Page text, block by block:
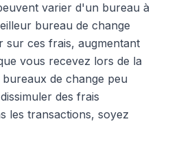
varier d'un bureau à
bureau de change
sur ces frais, augmentant
vous recevez lors de la
de change peu
des frais
les transactions, soyez